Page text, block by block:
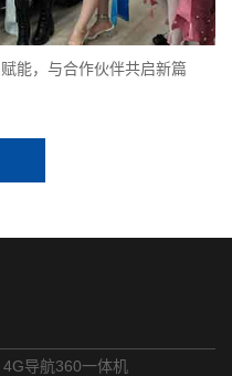
能，与合作伙伴共启新篇
4G导航360一体机